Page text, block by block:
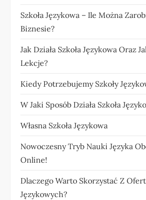
Szkoła Językowa – Ile Można
Biznesie?
Jak Działa Szkoła Językowa Oraz
Lekcje?
Kiedy Potrzebujemy Szkoły
W Jaki Sposób Działa Szkoła
Własna Szkoła Językowa
Nowoczesny Tryb Nauki Języka
Online!
Dlaczego Warto Skorzystać Z
Językowych?